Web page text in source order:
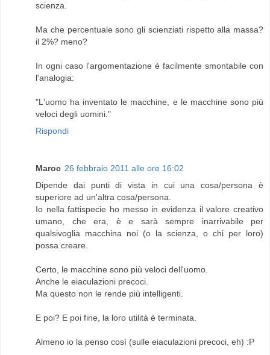
scienza.
Ma che percentuale sono gli scienziati rispetto alla massa?
il 2%? meno?
In ogni caso l'argomentazione è facilmente smontabile con
l'analogia:
"L'uomo ha inventato le macchine, e le macchine sono più
veloci degli uomini."
Rispondi
Maroc 26 febbraio 2011 alle ore 16:02
Dipende dai punti di vista in cui una cosa/persona è
superiore ad un'altra cosa/persona.
Io nella fattispecie ho messo in evidenza il valore creativo
umano, che era, è e sarà sempre inarrivabile per
qualsivoglia macchina noi (o la scienza, o chi per loro)
possa creare.
Certo, le macchine sono più veloci dell'uomo.
Anche le eiaculazioni precoci.
Ma questo non le rende più intelligenti.
E poi? E poi fine, la loro utilità è terminata.
Almeno io la penso così (sulle eiaculazioni precoci, eh) :P